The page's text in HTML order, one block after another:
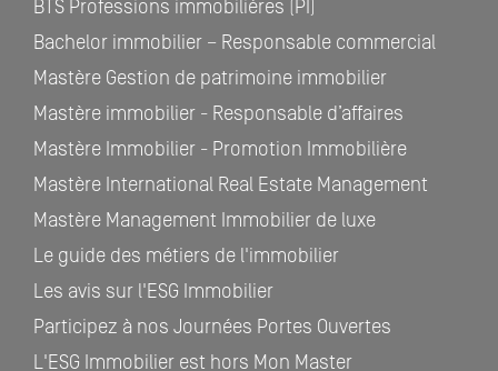
BTS Professions immobilières (PI)
Bachelor immobilier – Responsable commercial
Mastère Gestion de patrimoine immobilier
Mastère immobilier - Responsable d’affaires
Mastère Immobilier - Promotion Immobilière
Mastère International Real Estate Management
Mastère Management Immobilier de luxe
Le guide des métiers de l'immobilier
Les avis sur l'ESG Immobilier
Participez à nos Journées Portes Ouvertes
L'ESG Immobilier est hors Mon Master